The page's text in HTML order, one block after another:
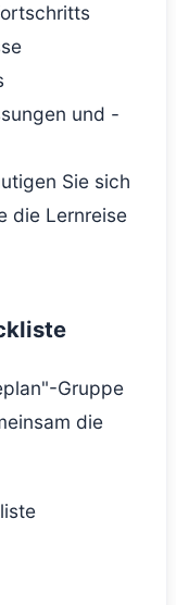
und -
Sie sich
die Lernreise
Gruppe
die